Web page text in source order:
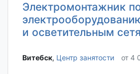
Электромонтажник
и осветительным
Витебск‎, Центр занятости от 4